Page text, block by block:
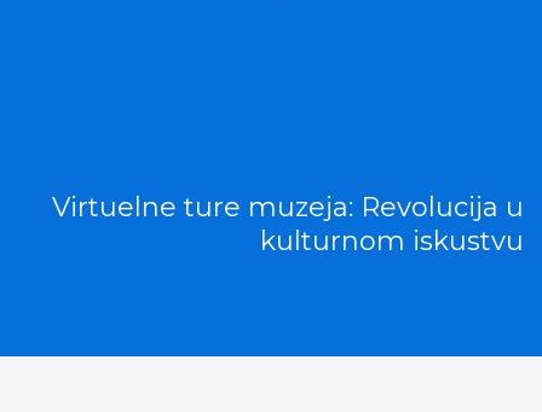
Virtuelne ture muzeja: Revolucija u
kulturnom iskustvu